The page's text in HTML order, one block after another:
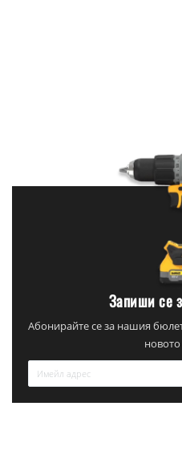
Запиши се
Абонирайте се за нашия
новото